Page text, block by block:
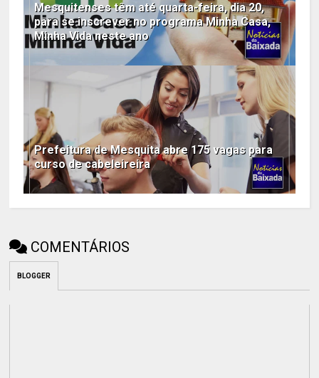
Mesquitenses têm até quarta-feira, dia 20,
para se inscrever no programa Minha Casa,
Minha Vida neste ano
Prefeitura de Mesquita abre 175 vagas para
curso de cabeleireira
COMENTÁRIOS
BLOGGER